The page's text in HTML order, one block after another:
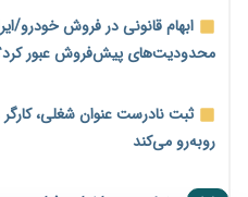
مرحله سیزدهم کالابرگ در سایه
ابهام قانونی در فروش خودرو/
محدودیت‌های پیش‌فروش عبور
ثبت نادرست عنوان شغلی، کارگر
روبه‌رو می‌کند